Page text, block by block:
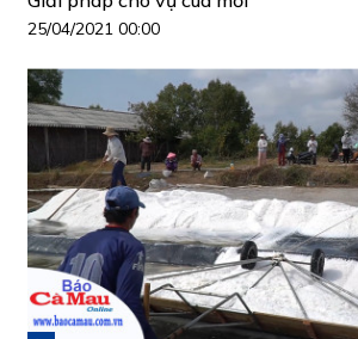
25/04/2021 00:00